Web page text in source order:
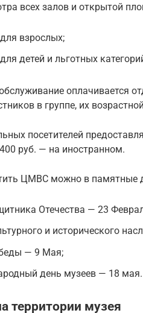
всех залов и открытой
взрослых;
детей и льготных
оплачивается
в группе, их
посетителей
руб. — на иностранном.
ЦМВС можно в памятные
Отечества — 23
и исторического
— 9 Мая;
день музеев — 18 мая.
территории музея